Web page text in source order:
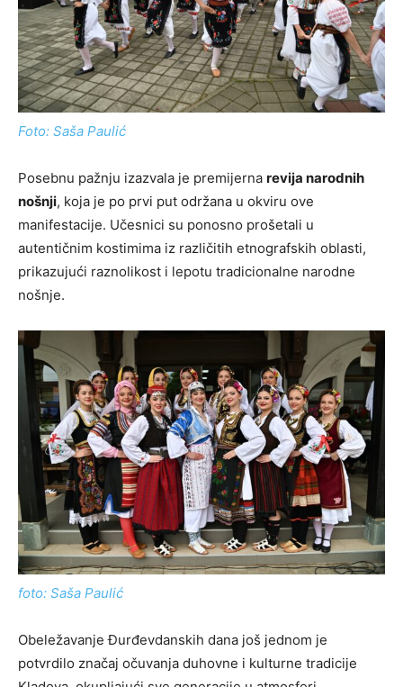
Foto: Saša Paulić
Posebnu pažnju izazvala je premijerna revija narodnih
nošnji, koja je po prvi put održana u okviru ove
manifestacije. Učesnici su ponosno prošetali u
autentičnim kostimima iz različitih etnografskih oblasti,
prikazujući raznolikost i lepotu tradicionalne narodne
nošnje.
foto: Saša Paulić
Obeležavanje Đurđevdanskih dana još jednom je
potvrdilo značaj očuvanja duhovne i kulturne tradicije